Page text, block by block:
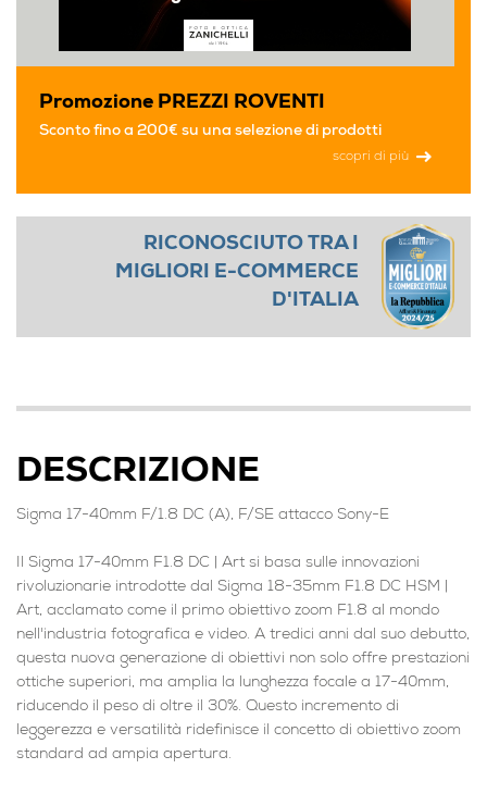
Promozione PREZZI ROVENTI
Sconto fino a 200€ su una selezione di prodotti
scopri di più
RICONOSCIUTO TRA I
MIGLIORI E-COMMERCE
D'ITALIA
DESCRIZIONE
Sigma 17-40mm F/1.8 DC (A), F/SE attacco Sony-E
Il Sigma 17-40mm F1.8 DC | Art si basa sulle innovazioni
rivoluzionarie introdotte dal Sigma 18-35mm F1.8 DC HSM |
Art, acclamato come il primo obiettivo zoom F1.8 al mondo
nell'industria fotografica e video. A tredici anni dal suo debutto,
questa nuova generazione di obiettivi non solo offre prestazioni
ottiche superiori, ma amplia la lunghezza focale a 17-40mm,
riducendo il peso di oltre il 30%. Questo incremento di
leggerezza e versatilità ridefinisce il concetto di obiettivo zoom
standard ad ampia apertura.